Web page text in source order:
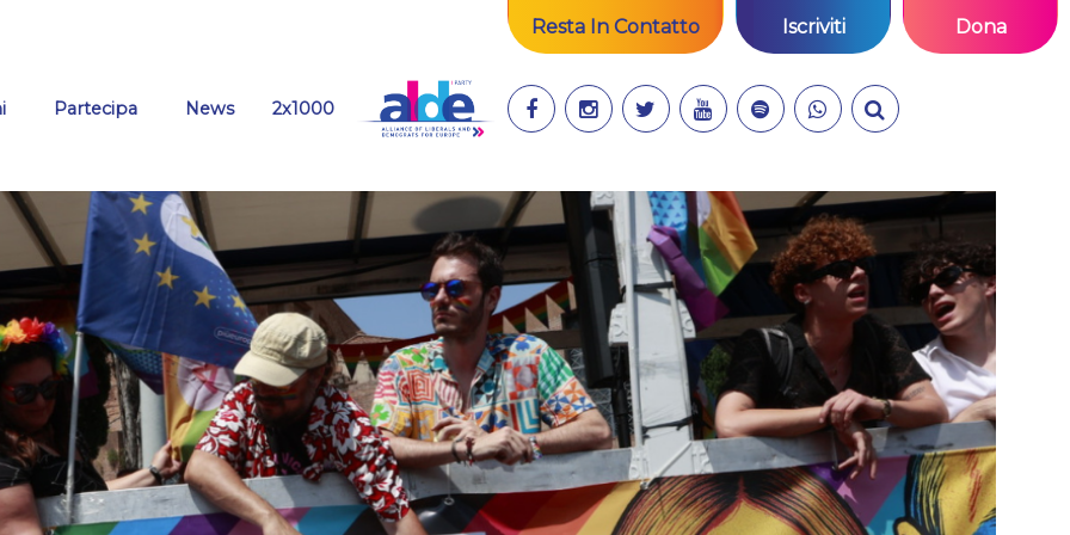
Resta In Contatto Iscriviti Dona
Partecipa News(current)
2x1000